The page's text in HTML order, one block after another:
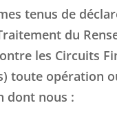
tenus de
du
les Circuits
toute opération
dont nous :